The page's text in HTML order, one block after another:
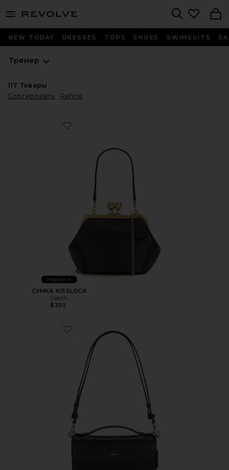
menu - shows more content
NEW TODAY DRESSES TOPS SHOES SWIMSUITS
Тренер
117 Товары
Сортировать
Refine
Favorite СУМКА KISSLOCK
Новинки
СУМКА KISSLOCK
Coach
$350
Favorite СУМКА NEW YORK ELORA